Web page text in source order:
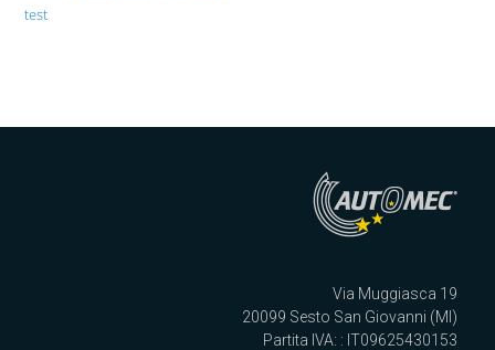
test
Via Muggiasca 19
20099 Sesto San Giovanni (MI)
Partita IVA: : IT09625430153